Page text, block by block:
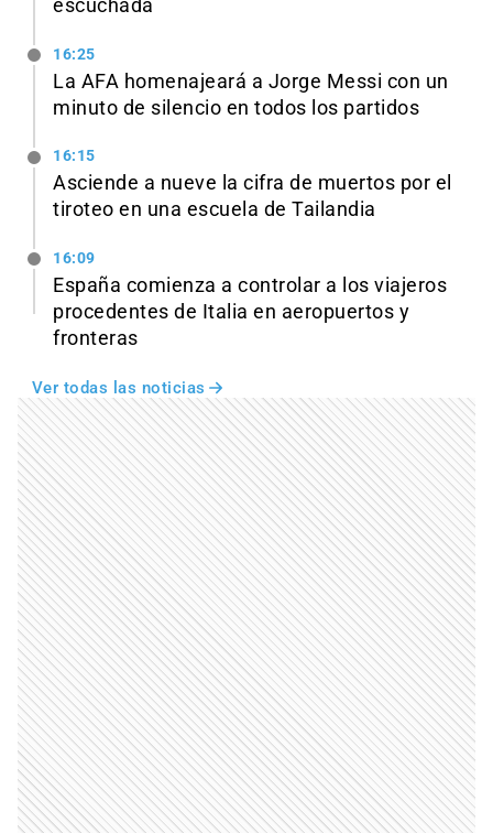
escuchada
16:25
La AFA homenajeará a Jorge Messi con un
minuto de silencio en todos los partidos
16:15
Asciende a nueve la cifra de muertos por el
tiroteo en una escuela de Tailandia
16:09
España comienza a controlar a los viajeros
procedentes de Italia en aeropuertos y
fronteras
Ver todas las noticias